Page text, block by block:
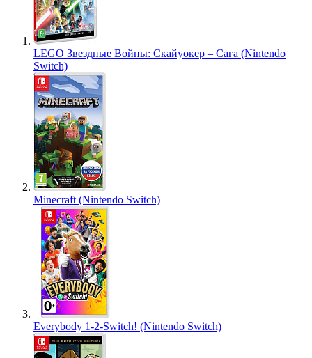
LEGO Звездные Войны: Скайуокер – Сага (Nintendo
Switch)
Minecraft (Nintendo Switch)
Everybody 1-2-Switch! (Nintendo Switch)